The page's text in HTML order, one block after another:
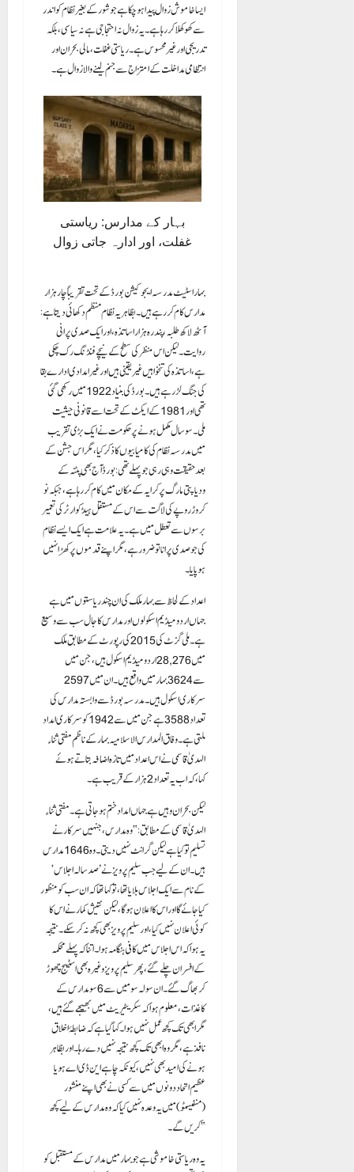
ایسا خاموش زوال پیدا ہو چکا ہے جو شور کے بغیر نظام کو اندر
سے کھوکھلا کر رہا ہے۔ یہ زوال نہ احتجاجی ہے نہ سیاسی، بلکہ
تدریجی اور غیر محسوس ہے۔ ریاستی غفلت، مالی بحران اور
انتظامی مداخلت کے امتزاج سے جنم لینے والا زوال ہے۔
بہار کے مدارس: ریاستی
غفلت، اور ادارہ جاتی زوال
بہار اسٹیٹ مدرسہ ایجوکیشن بورڈ کے تحت تقریباً چار ہزار
مدارس کام کر رہے ہیں۔ بظاہر یہ نظام منظم دکھائی دیتا ہے:
آٹھ لاکھ طلبہ، پندرہ ہزار اساتذہ، اور ایک صدی پرانی
روایت۔ لیکن اس منظر کی سطح کے نیچے فنڈنگ رک چکی
ہے، اساتذہ کی تنخواہیں غیر یقینی ہیں اور غیر امدادی ادارے بقا
کی جنگ لڑ رہے ہیں۔ بورڈ کی بنیاد 1922 میں رکھی گئی
تھی اور 1981 کے ایکٹ کے تحت اسے قانونی حیثیت
ملی۔ سو سال مکمل ہونے پر حکومت نے ایک بڑی تقریب
میں مدرسہ نظام کی کامیابیوں کا ذکر کیا، مگر اس جشن کے
بعد حقیقت وہی رہی جو پہلے تھی: بورڈ آج بھی پٹنہ کے
ودیاپتی مارگ پر کرایہ کے مکان میں کام کر رہا ہے، جبکہ نو
کروڑ روپے کی لاگت سے اس کے مستقل ہیڈکوارٹر کی تعمیر
برسوں سے تعطل میں ہے۔ یہ علامت ہے ایک ایسے نظام
کی جو صدی پرانا تو ضرور ہے، مگر اپنے قدموں پر کھڑا نہیں
ہو پایا۔
اعداد کے لحاظ سے بہار ملک کی ان چند ریاستوں میں ہے
جہاں اردو میڈیم اسکولوں اور مدارس کا جال سب سے وسیع
ہے۔ ملی گزٹ کی 2015 کی رپورٹ کے مطابق ملک
میں 28,276 اردو میڈیم اسکول ہیں، جن میں
سے 3624 بہار میں واقع ہیں۔ ان میں 2597
سرکاری اسکول ہیں۔ مدرسہ بورڈ سے وابستہ مدارس کی
تعداد 3588 ہے جن میں سے 1942 کو سرکاری امداد
ملتی ہے۔ وفاق المدارس الاسلامیہ بہار کے ناظم مفتی ثناء
الہدیٰ قاسمی نے اس اعداد میں تازہ اضافہ بتاتے ہوئے
کہا،کہ اب یہ تعداد 2 ہزار کے قریب ہے۔
لیکن بحران وہیں ہے جہاں امداد ختم ہو جاتی ہے۔ مفتی ثناء
الہدیٰ قاسمی کے مطابق: ” وہ مدارس، جنہیں سرکار نے
تسلیم تو کیا ہے لیکن گرانٹ نہیں دیتی۔ وہ 1646 مدارس
ہیں۔ ان کے لیے جب سلیم پرویز نے ’صد سالہ اجلاس‘
کے نام سے ایک اجلاس بلایا تھا، تو کہا تھا کہ ان سب کو منظور
کیا جائے گا اور اس کا اعلان ہوگا، لیکن نتیش کمار نے اس کا
کوئی اعلان نہیں کیا، اور سلیم پرویز بھی کچھ نہ کر سکے۔ نتیجہ
یہ ہوا کہ اس اجلاس میں کافی ہنگامہ ہوا۔ اتنا کہ پہلے محکمہ
کے افسران چلے گئے، پھر سلیم پرویز وغیرہ بھی اسٹیج چھوڑ
کر بھاگ گئے۔ ان سولہ سو میں سے 6 سو مدارس کے
کاغذات ، معلوم ہوا کہ سکریٹیریٹ میں بھیجے گئے ہیں،
مگر ابھی تک کچھ عمل نہیں ہوا۔ کہا گیا ہے کہ ضابطۂ اخلاق
نافذ ہے، مگر وہ ابھی تک کچھ نتیجہ نہیں دے رہا۔ اور بظاہر
ہونے کی امید بھی نہیں، کیونکہ چاہے این ڈی اے ہو یا
عظیم اتحاد دونوں میں سے کسی نے بھی اپنے منشور
(منفیسٹو) میں یہ وعدہ نہیں کیا کہ وہ مدارس کے لیے کچھ
کریں گے۔”
یہ وہ ریاستی خاموشی ہے جو بہار میں مدارس کے مستقبل کو